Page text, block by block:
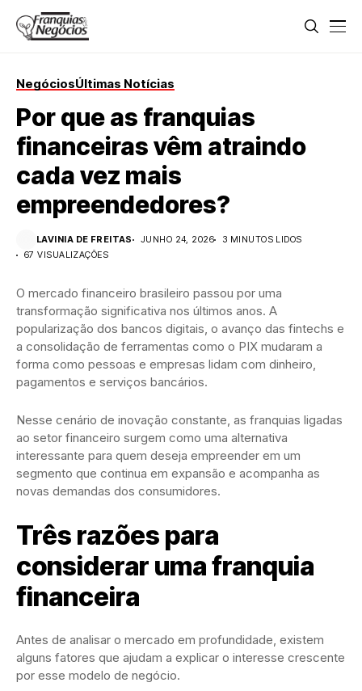
NegóciosÚltimas Notícias
Por que as franquias
financeiras vêm atraindo
cada vez mais
empreendedores?
LAVINIA DE FREITAS JUNHO 24, 2026
3 MINUTOS LIDOS
67 VISUALIZAÇÕES
O mercado financeiro brasileiro passou por uma
transformação significativa nos últimos anos. A
popularização dos bancos digitais, o avanço das fintechs e
a consolidação de ferramentas como o PIX mudaram a
forma como pessoas e empresas lidam com dinheiro,
pagamentos e serviços bancários.
Nesse cenário de inovação constante, as franquias ligadas
ao setor financeiro surgem como uma alternativa
interessante para quem deseja empreender em um
segmento que continua em expansão e acompanha as
novas demandas dos consumidores.
Três razões para
considerar uma franquia
financeira
Antes de analisar o mercado em profundidade, existem
alguns fatores que ajudam a explicar o interesse crescente
por esse modelo de negócio.